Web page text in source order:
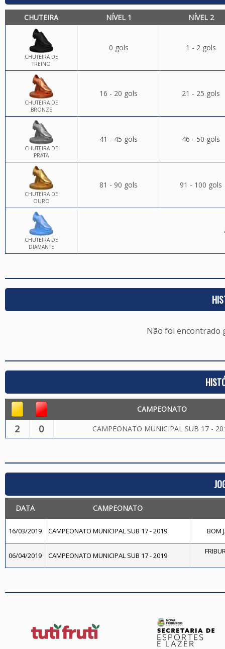
CHUTEIRA NÍVEL 1 NÍVEL 2
CHUTEIRA DE
TREINO
0 gols 1 - 2 gols
CHUTEIRA DE
BRONZE
16 - 20 gols 21 - 25 gols
CHUTEIRA DE
PRATA
41 - 45 gols 46 - 50 gols
CHUTEIRA DE
OURO
81 - 90 gols 91 - 100 gols
CHUTEIRA DE
DIAMANTE
Não foi encontrado
CAMPEONATO
2 0 CAMPEONATO MUNICIPAL SUB 17 -
DATA CAMPEONATO
16/03/2019 CAMPEONATO MUNICIPAL SUB 17 - 2019 BOM
06/04/2019 CAMPEONATO MUNICIPAL SUB 17 - 2019